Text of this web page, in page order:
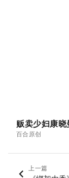
百合原创
上一篇